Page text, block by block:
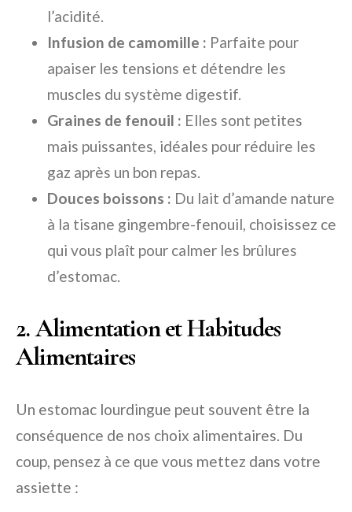
l’acidité.
Infusion de camomille : Parfaite pour
apaiser les tensions et détendre les
muscles du système digestif.
Graines de fenouil : Elles sont petites
mais puissantes, idéales pour réduire les
gaz après un bon repas.
Douces boissons : Du lait d’amande nature
à la tisane gingembre-fenouil, choisissez ce
qui vous plaît pour calmer les brûlures
d’estomac.
2. Alimentation et Habitudes
Alimentaires
Un estomac lourdingue peut souvent être la
conséquence de nos choix alimentaires. Du
coup, pensez à ce que vous mettez dans votre
assiette :